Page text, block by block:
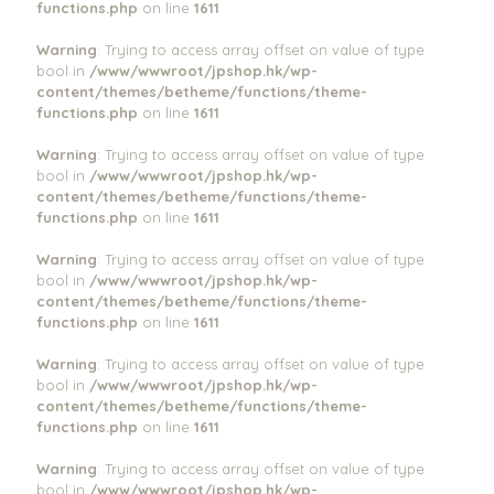
functions.php on line 1611
Warning: Trying to access array offset on value of type
bool in /www/wwwroot/jpshop.hk/wp-
content/themes/betheme/functions/theme-
functions.php on line 1611
Warning: Trying to access array offset on value of type
bool in /www/wwwroot/jpshop.hk/wp-
content/themes/betheme/functions/theme-
functions.php on line 1611
Warning: Trying to access array offset on value of type
bool in /www/wwwroot/jpshop.hk/wp-
content/themes/betheme/functions/theme-
functions.php on line 1611
Warning: Trying to access array offset on value of type
bool in /www/wwwroot/jpshop.hk/wp-
content/themes/betheme/functions/theme-
functions.php on line 1611
Warning: Trying to access array offset on value of type
bool in /www/wwwroot/jpshop.hk/wp-